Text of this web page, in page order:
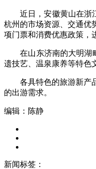
近日，安徽黄山在浙江
杭州的市场资源、交通优
项门票和消费优惠政策，
在山东济南的大明湖畔
遗技艺、温泉康养等特色
各具特色的旅游新产品
的出游需求。
编辑：陈静
新闻标签：